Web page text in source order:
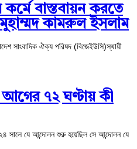
বাস্তবায়ন করতে
কামরুল ইসলাম
সাংবাদিক ঐক্য পরিষদ (বিজেইউসি)স্থায়ী
৭২ ঘণ্টায় কী
সালে যে আন্দোলন শুরু হয়েছিল সে আন্দোলন যে